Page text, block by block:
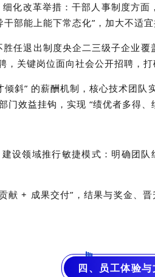
化改革举措：干部人事制度方
部能上能下常态化”，加大不适宜
任退出制度央企二三级子企业
关键岗位面向社会公开招聘，打
斜” 的薪酬机制，核心技术团
效益挂钩，实现 “绩优者多得、
设领域推行敏捷模式：明确团
献 + 成果交付”，结果与奖金、
四、员工体验与